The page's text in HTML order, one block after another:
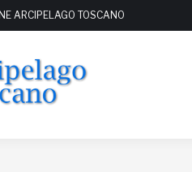
ARCIPELAGO TOSCANO